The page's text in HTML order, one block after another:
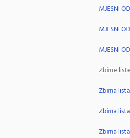
MJESNI
MJESNI
MJESNI
Zbirne
Zbirna
Zbirna
Zbirna